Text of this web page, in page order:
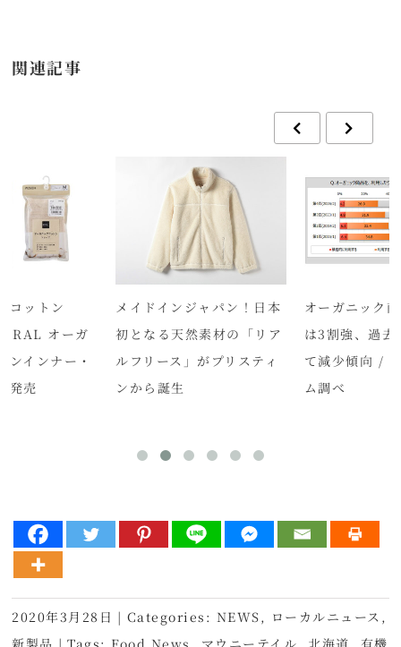
関連記事
コットン
RAL オーガ
ンインナー・
発売
メイドインジャパン！日本
初となる天然素材の「リア
ルフリース」がプリスティ
ンから誕生
オーガニック
は3割強、過去
て減少傾向 /
ム調べ
2020年3月28日 | Categories: NEWS , ローカルニュース ,
新製品 | Tags: Food News , マウニーテイル,北海道 , 有機